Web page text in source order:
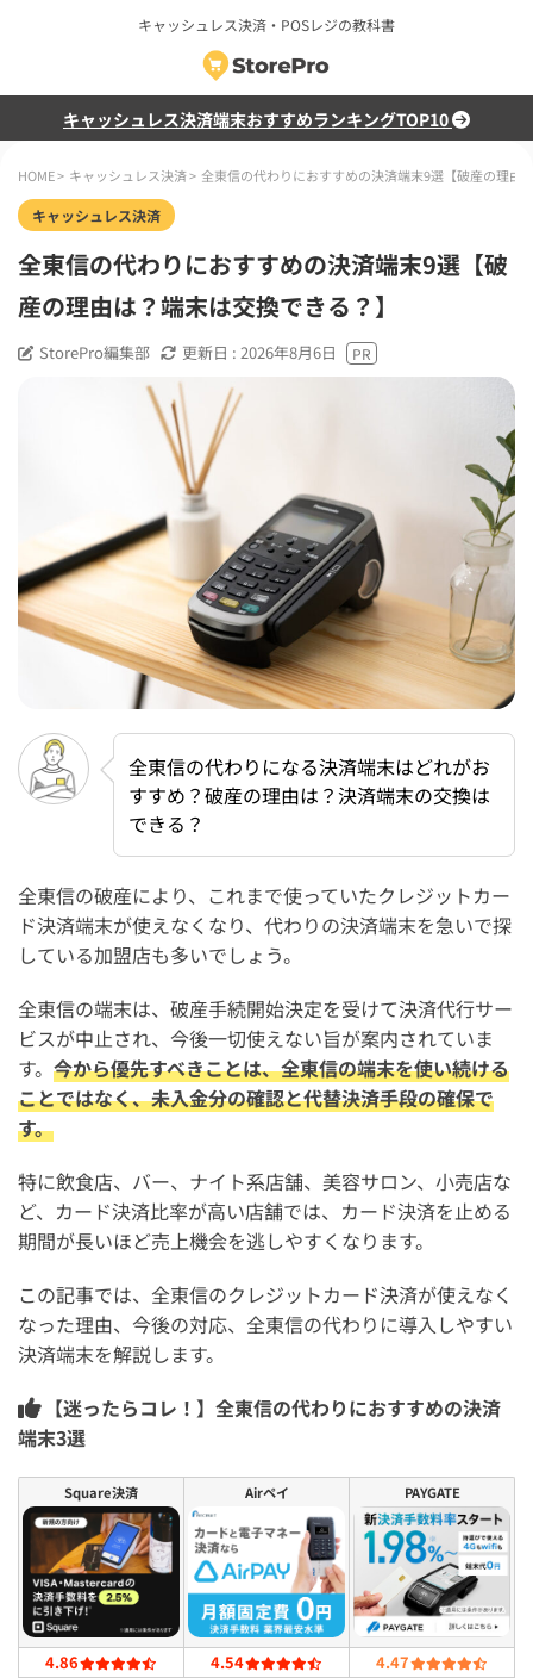
キャッシュレス決済・POSレジの教科書
キャッシュレス決済端末おすすめランキングTOP10
HOME> キャッシュレス決済> 全東信の代わりにおすすめの決済端末9選【破産の理由
キャッシュレス決済
全東信の代わりにおすすめの決済端末9選【破
産の理由は？端末は交換できる？】
StorePro編集部 更新日 : 2026年8月6日
全東信の代わりになる決済端末はどれがお
すすめ？破産の理由は？決済端末の交換は
できる？
全東信の破産により、これまで使っていたクレジットカー
ド決済端末が使えなくなり、代わりの決済端末を急いで探
している加盟店も多いでしょう。
全東信の端末は、破産手続開始決定を受けて決済代行サー
ビスが中止され、今後一切使えない旨が案内されていま
す。 今から優先すべきことは、全東信の端末を使い続ける
ことではなく、未入金分の確認と代替決済手段の確保で
す。
特に飲食店、バー、ナイト系店舗、美容サロン、小売店な
ど、カード決済比率が高い店舗では、カード決済を止める
期間が長いほど売上機会を逃しやすくなります。
この記事では、全東信のクレジットカード決済が使えなく
なった理由、今後の対応、全東信の代わりに導入しやすい
決済端末を解説します。
【迷ったらコレ！】全東信の代わりにおすすめの決済
端末3選
Square決済 Airペイ PAYGATE
4.86 4.54
4.47